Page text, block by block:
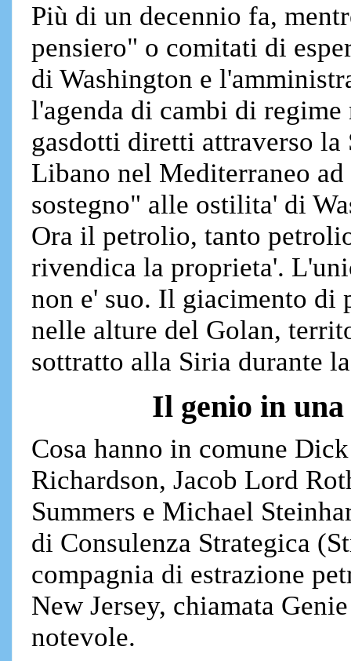
Più di un decennio fa,
pensiero" o comitati di
di Washington e
l'agenda di cambi di
gasdotti diretti attraverso
Libano nel Mediterraneo
sostegno" alle ostilita' di
Ora il petrolio, tanto
rivendica la proprieta'.
non e' suo. Il giacimento di
nelle alture del Golan,
sottratto alla Siria durante
Il genio in
Cosa hanno in comune
Richardson, Jacob Lord
Summers e Michael
di Consulenza Strategica
compagnia di estrazione
New Jersey, chiamata
notevole.